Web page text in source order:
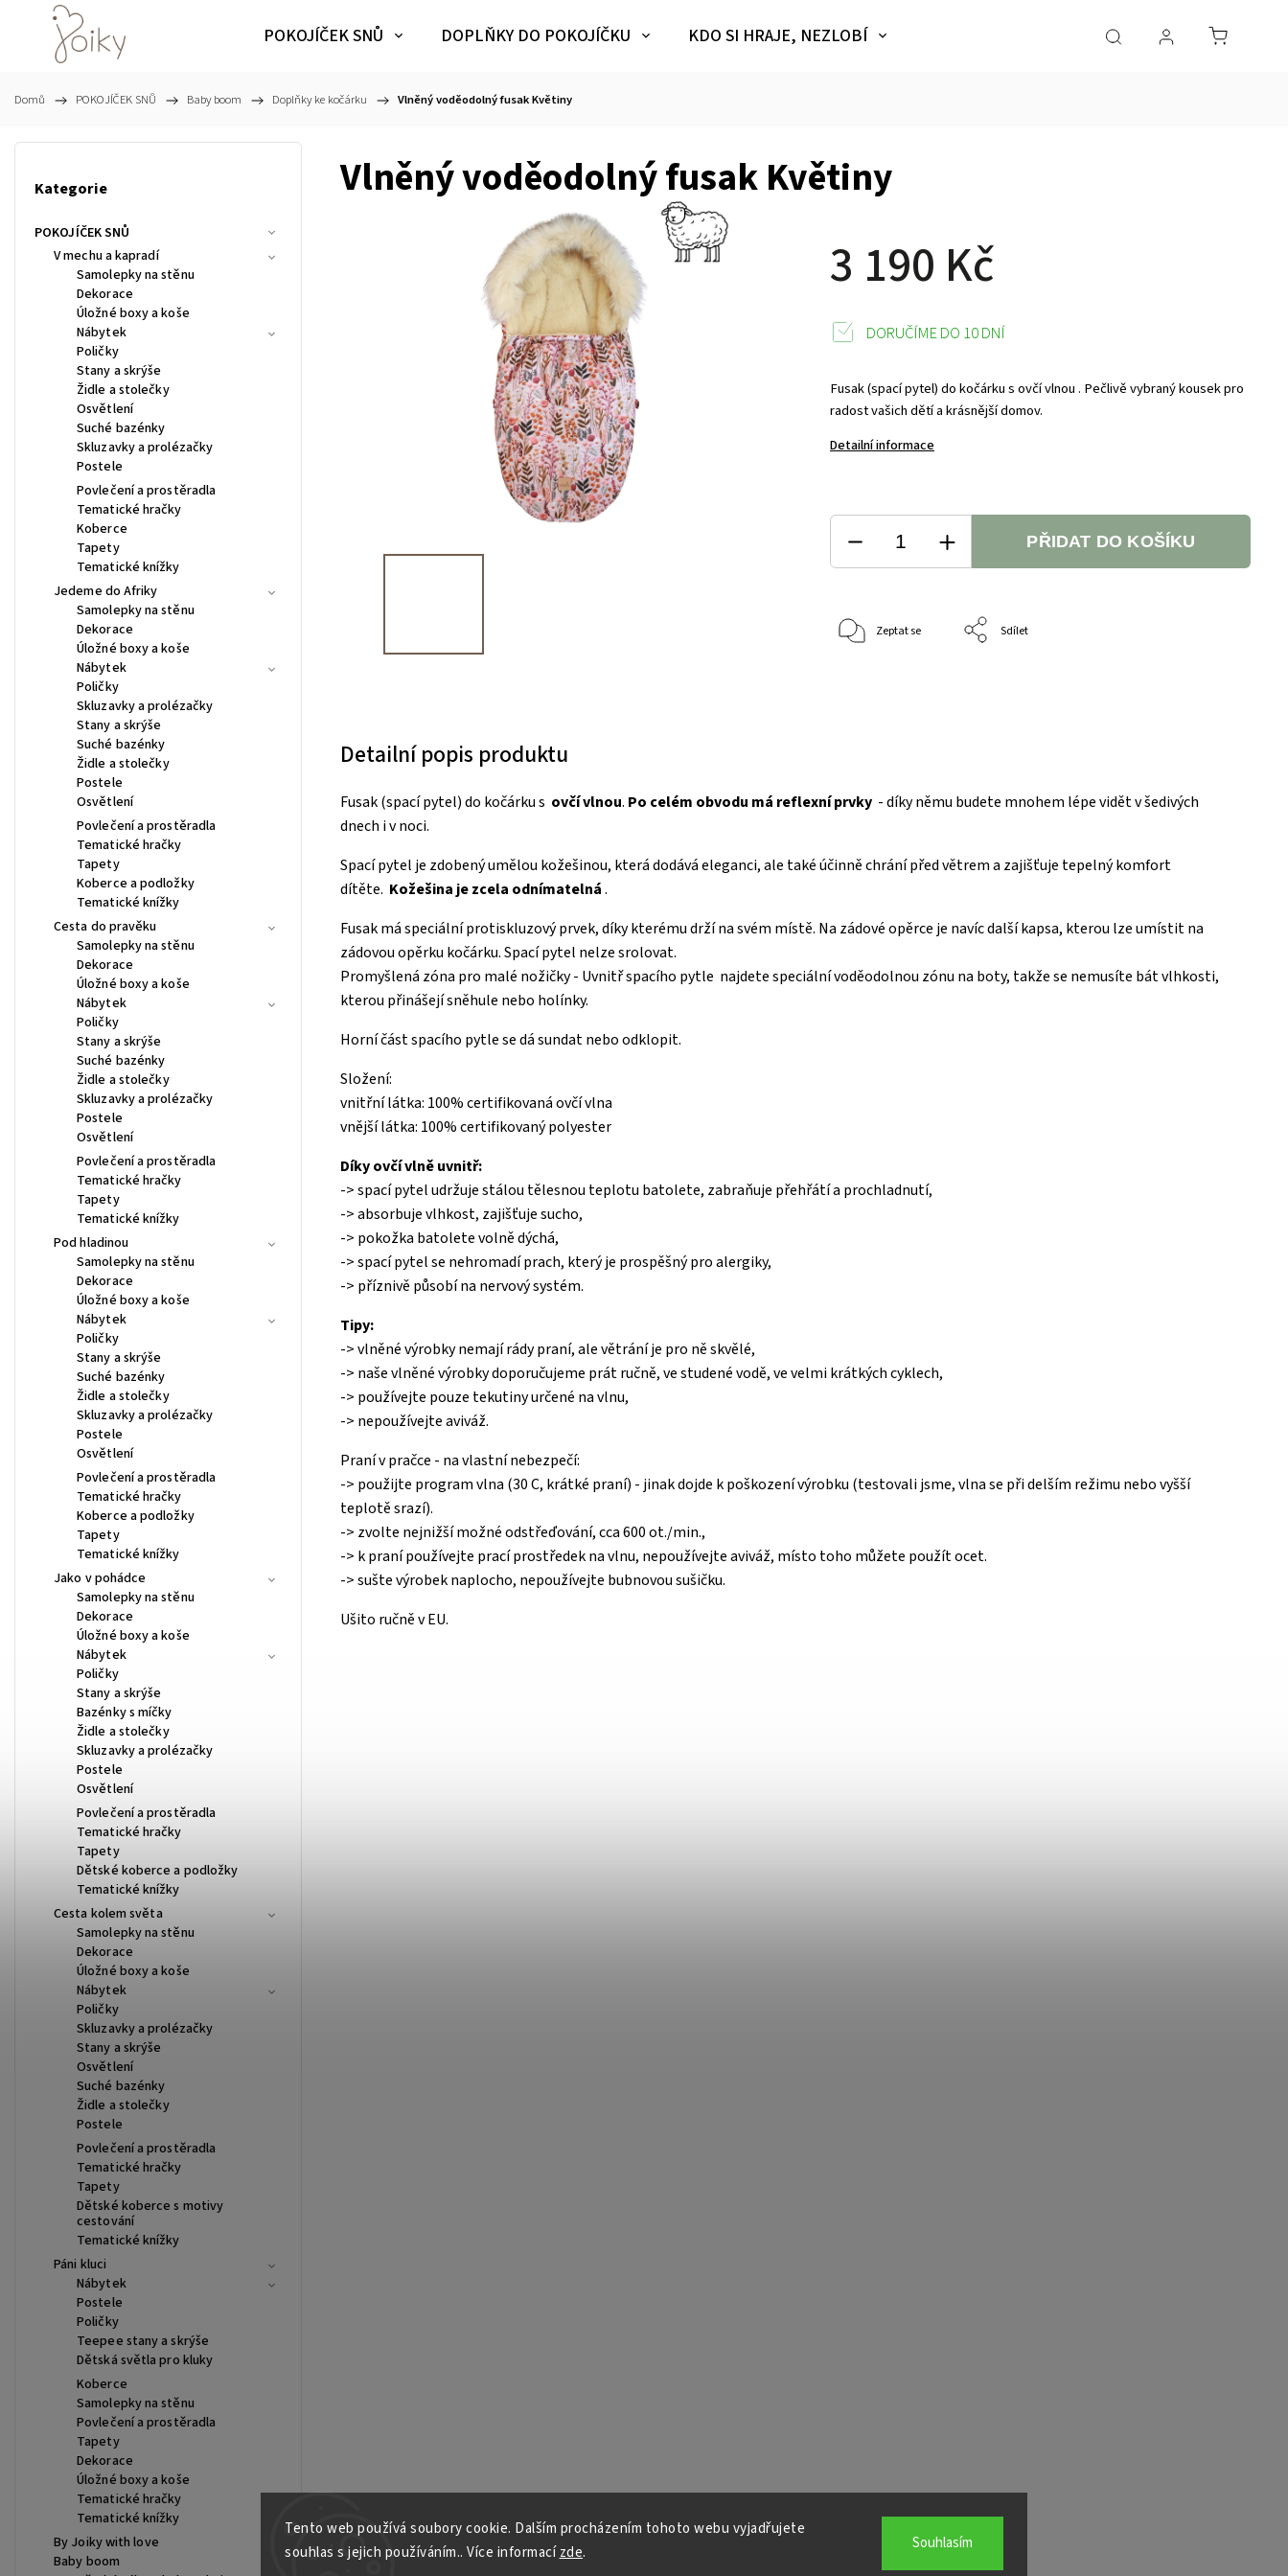
Tento web používá soubory cookie. Dalším procházením tohoto webu vyjadřujete
souhlas s jejich používáním.. Více informacízde. Souhlasím
POKOJÍČEK SNŮ DOPLŇKY DO POKOJÍČKU KDO SI HRAJE, NEZLOBÍ SLADKÉ SNY Dárky pro
Domů / POKOJÍČEK SNŮ / Baby boom / Doplňky ke kočárku / Vlněný voděodolný fusak Květiny
Kategorie
POKOJÍČEK SNŮ
V mechu a kapradí
Samolepky na stěnu
Dekorace
Úložné boxy a koše
Nábytek
Poličky
Stany a skrýše
Židle a stolečky
Osvětlení
Suché bazénky
Skluzavky a prolézačky
Postele
Povlečení a prostěradla
Tematické hračky
Koberce
Tapety
Tematické knížky
Jedeme do Afriky
Samolepky na stěnu
Dekorace
Úložné boxy a koše
Nábytek
Poličky
Skluzavky a prolézačky
Stany a skrýše
Suché bazénky
Židle a stolečky
Postele
Osvětlení
Povlečení a prostěradla
Tematické hračky
Tapety
Koberce a podložky
Tematické knížky
Cesta do pravěku
Samolepky na stěnu
Dekorace
Úložné boxy a koše
Nábytek
Poličky
Stany a skrýše
Suché bazénky
Židle a stolečky
Skluzavky a prolézačky
Postele
Osvětlení
Povlečení a prostěradla
Tematické hračky
Tapety
Tematické knížky
Pod hladinou
Samolepky na stěnu
Dekorace
Úložné boxy a koše
Nábytek
Poličky
Stany a skrýše
Suché bazénky
Židle a stolečky
Skluzavky a prolézačky
Postele
Osvětlení
Povlečení a prostěradla
Tematické hračky
Koberce a podložky
Tapety
Tematické knížky
Jako v pohádce
Samolepky na stěnu
Dekorace
Úložné boxy a koše
Nábytek
Poličky
Stany a skrýše
Bazénky s míčky
Židle a stolečky
Skluzavky a prolézačky
Postele
Osvětlení
Povlečení a prostěradla
Tematické hračky
Tapety
Dětské koberce a podložky
Tematické knížky
Cesta kolem světa
Samolepky na stěnu
Dekorace
Úložné boxy a koše
Nábytek
Poličky
Skluzavky a prolézačky
Stany a skrýše
Osvětlení
Suché bazénky
Židle a stolečky
Postele
Povlečení a prostěradla
Tematické hračky
Tapety
Dětské koberce s motivy
cestování
Tematické knížky
Páni kluci
Nábytek
Postele
Poličky
Teepee stany a skrýše
Dětská světla pro kluky
Koberce
Samolepky na stěnu
Povlečení a prostěradla
Tapety
Dekorace
Úložné boxy a koše
Tematické hračky
Tematické knížky
By Joiky with love
Baby boom
Vlněný voděodolný fusak Květiny
3 190 Kč
Fusak (spací pytel) do kočárku s ovčí vlnou . Pečlivě vybraný kousek pro
radost vašich dětí a krásnější domov.
Detailní informace
DORUČÍME DO 10 DNÍ
PŘIDAT DO KOŠÍKU
Zeptat se Sdílet
Detailní popis produktu
Fusak (spací pytel) do kočárku s ovčí vlnou. Po celém obvodu má reflexní prvky - díky němu budete mnohem lépe vidět v šedivých
dnech i v noci.
Spací pytel je zdobený umělou kožešinou, která dodává eleganci, ale také účinně chrání před větrem a zajišťuje tepelný komfort
dítěte. Kožešina je zcela odnímatelná.
Fusak má speciální protiskluzový prvek, díky kterému drží na svém místě. Na zádové opěrce je navíc další kapsa, kterou lze umístit na
zádovou opěrku kočárku. Spací pytel nelze srolovat.
Promyšlená zóna pro malé nožičky - Uvnitř spacího pytle najdete speciální voděodolnou zónu na boty, takže se nemusíte bát vlhkosti,
kterou přinášejí sněhule nebo holínky.
Horní část spacího pytle se dá sundat nebo odklopit.
Složení:
vnitřní látka: 100% certifikovaná ovčí vlna
vnější látka: 100% certifikovaný polyester
Díky ovčí vlně uvnitř:
-> spací pytel udržuje stálou tělesnou teplotu batolete, zabraňuje přehřátí a prochladnutí,
-> absorbuje vlhkost, zajišťuje sucho,
-> pokožka batolete volně dýchá,
-> spací pytel se nehromadí prach, který je prospěšný pro alergiky,
-> příznivě působí na nervový systém.
Tipy:
-> vlněné výrobky nemají rády praní, ale větrání je pro ně skvělé,
-> naše vlněné výrobky doporučujeme prát ručně, ve studené vodě, ve velmi krátkých cyklech,
-> používejte pouze tekutiny určené na vlnu,
-> nepoužívejte aviváž.
Praní v pračce - na vlastní nebezpečí:
-> použijte program vlna (30 C, krátké praní) - jinak dojde k poškození výrobku (testovali jsme, vlna se při delším režimu nebo vyšší
teplotě srazí).
-> zvolte nejnižší možné odstřeďování, cca 600 ot./min.,
-> k praní používejte prací prostředek na vlnu, nepoužívejte aviváž, místo toho můžete použít ocet.
-> sušte výrobek naplocho, nepoužívejte bubnovou sušičku.
Ušito ručně v EU.